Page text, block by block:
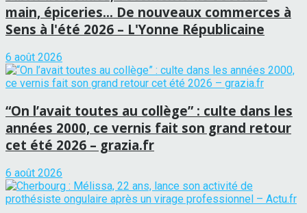
main, épiceries… De nouveaux commerces à
Sens à l'été 2026 – L'Yonne Républicaine
6 août 2026
“On l’avait toutes au collège” : culte dans les
années 2000, ce vernis fait son grand retour
cet été 2026 – grazia.fr
6 août 2026